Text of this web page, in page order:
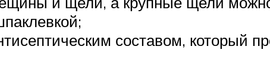
составом, который